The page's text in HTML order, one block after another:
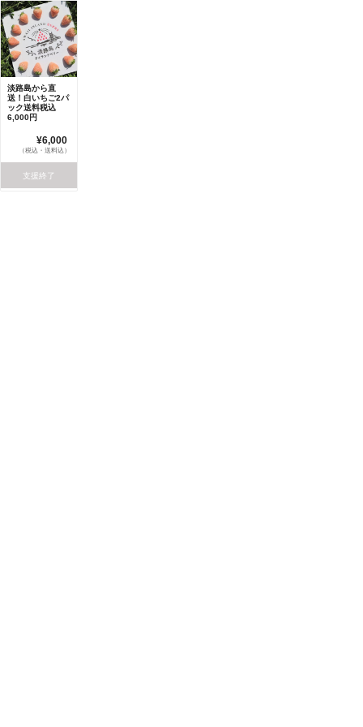
淡路島から直
送！白いちご2パ
ック送料税込
6,000円
¥6,000
（税込・送料込）
支援終了